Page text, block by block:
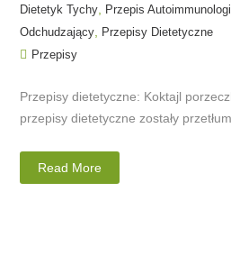
Dietetyk Tychy, Przepis
Odchudzający,
Przepisy Dietetyczne
Przepisy
Przepisy dietetyczne: Koktajl
przepisy dietetyczne zostały
Read More